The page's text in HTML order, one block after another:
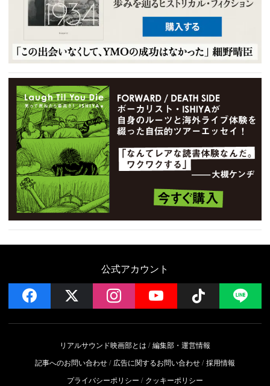
公式アカウント
facebook instagramYouTube Follow
リアルサウンド映画部とは
編集部・運営情報
記事へのお問い合わせ
広告に関するお問い合わせ 採用情報
プライバシーポリシー
クッキーポリシー